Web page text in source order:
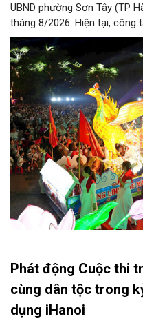
UBND phường Sơn Tây (TP
tháng 8/2026. Hiện tại, công
chính quyền phường Sơn
vị và 25 tổ dân phố khẩn
sẵn sàng mang đến cho
thu quy mô, đặc sắc và giàu
Phát động Cuộc thi
cùng dân tộc trong
dụng iHanoi